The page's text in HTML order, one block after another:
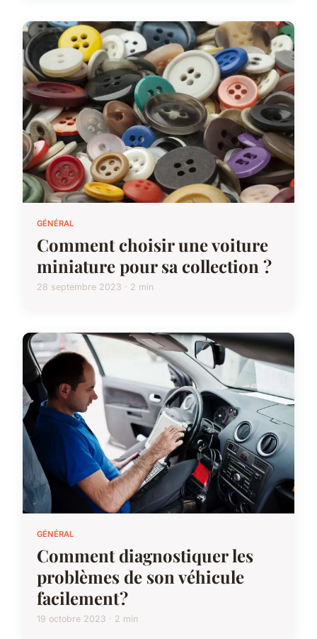
GÉNÉRAL
Comment choisir une voiture
miniature pour sa collection ?
28 septembre 2023 · 2 min
GÉNÉRAL
Comment diagnostiquer les
problèmes de son véhicule
facilement ?
19 octobre 2023 · 2 min